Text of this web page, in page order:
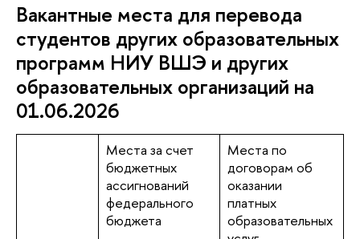
Вакантные места для перевода
студентов других образовательных
программ НИУ ВШЭ и других
образовательных организаций на
01.06.2026
Места за счет
бюджетных
ассигнований
федерального
бюджета
Места по
договорам об
оказании
платных
образовательных